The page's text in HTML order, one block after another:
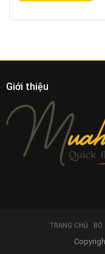
Giới thiệu
TRANG CHỦ BÓ